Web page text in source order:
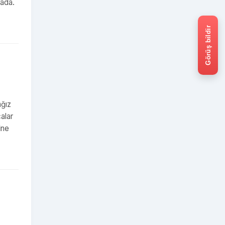
Görüş bildir